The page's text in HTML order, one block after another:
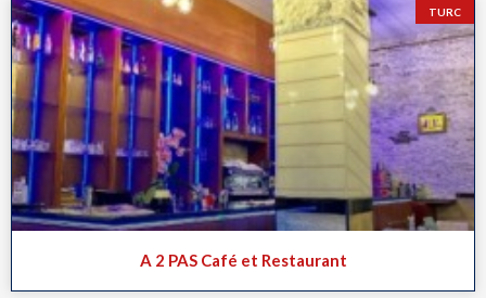
TURC
A 2 PAS Café et Restaurant